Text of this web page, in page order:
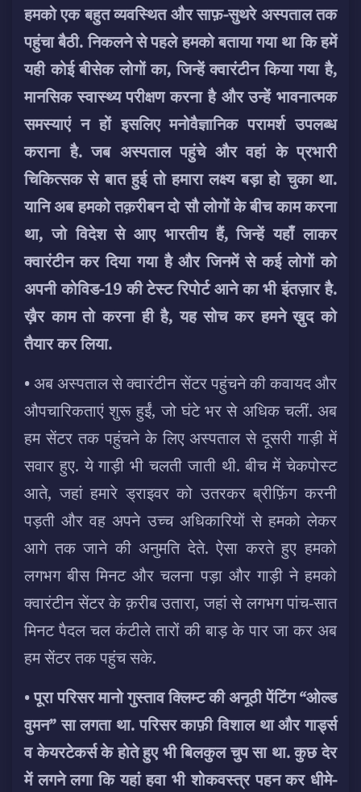
हमको एक बहुत व्यवस्थित और साफ़-सुथरे अस्पताल तक
पहुंचा बैठी. निकलने से पहले हमको बताया गया था कि हमें
यही कोई बीसेक लोगों का, जिन्हें क्वारंटीन किया गया है,
मानसिक स्वास्थ्य परीक्षण करना है और उन्हें भावनात्मक
समस्याएं न हों इसलिए मनोवैज्ञानिक परामर्श उपलब्ध
कराना है. जब अस्पताल पहुंचे और वहां के प्रभारी
चिकित्सक से बात हुई तो हमारा लक्ष्य बड़ा हो चुका था.
यानि अब हमको तक़रीबन दो सौ लोगों के बीच काम करना
था, जो विदेश से आए भारतीय हैं, जिन्हें यहाँ लाकर
क्वारंटीन कर दिया गया है और जिनमें से कई लोगों को
अपनी कोविड-19 की टेस्ट रिपोर्ट आने का भी इंतज़ार है.
ख़ैर काम तो करना ही है, यह सोच कर हमने ख़ुद को
तैयार कर लिया.
• अब अस्पताल से क्वारंटीन सेंटर पहुंचने की कवायद और
औपचारिकताएं शुरू हुईं, जो घंटे भर से अधिक चलीं. अब
हम सेंटर तक पहुंचने के लिए अस्पताल से दूसरी गाड़ी में
सवार हुए. ये गाड़ी भी चलती जाती थी. बीच में चेकपोस्ट
आते, जहां हमारे ड्राइवर को उतरकर ब्रीफ़िंग करनी
पड़ती और वह अपने उच्च अधिकारियों से हमको लेकर
आगे तक जाने की अनुमति देते. ऐसा करते हुए हमको
लगभग बीस मिनट और चलना पड़ा और गाड़ी ने हमको
क्वारंटीन सेंटर के क़रीब उतारा, जहां से लगभग पांच-सात
मिनट पैदल चल कंटीले तारों की बाड़ के पार जा कर अब
हम सेंटर तक पहुंच सके.
•पूरा परिसर मानो गुस्ताव क्लिम्ट की अनूठी पेंटिंग “ओल्ड
वुमन” सा लगता था. परिसर काफ़ी विशाल था और गार्ड्स
व केयरटेकर्स के होते हुए भी बिलकुल चुप सा था. कुछ देर
में लगने लगा कि यहां हवा भी शोकवस्त्र पहन कर धीमे-